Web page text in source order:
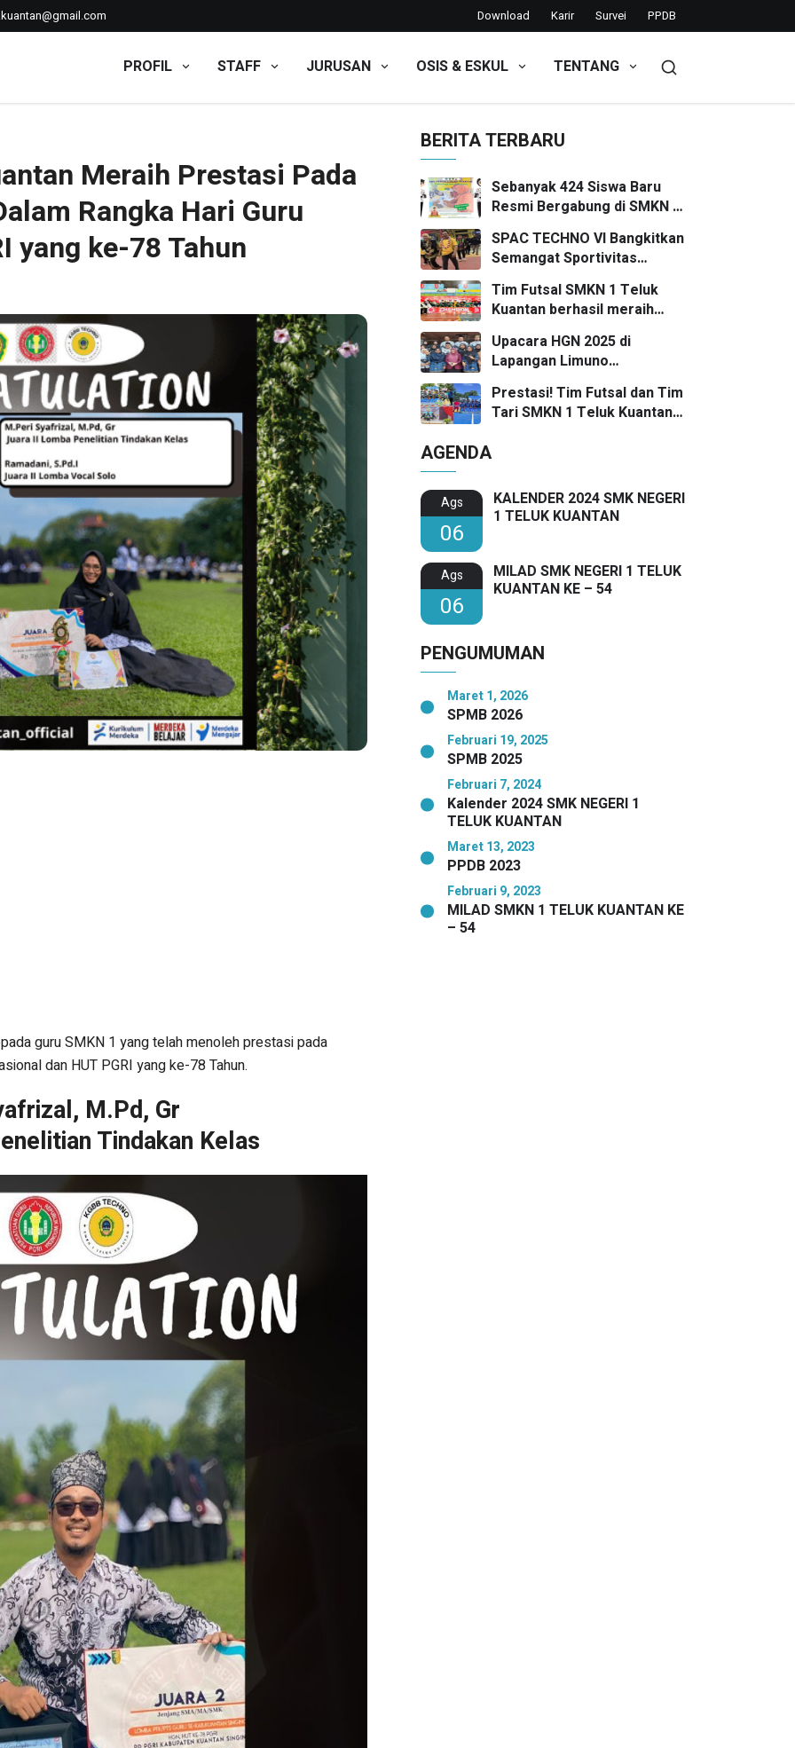
Download Karir Survei PPDB
PROFIL STAFF JURUSAN OSIS & ESKUL TENTANG
Meraih Prestasi Pada Puncak Acara Lomba Dalam Rangka Hari Guru Nasional dan HUT PGRI yang ke-78 Tahun
Meraih Prestasi Pada
Rangka Hari Guru
yang ke-78 Tahun
guru SMKN 1 yang telah menoleh prestasi pada
dan HUT PGRI yang ke-78 Tahun.
M.Pd, Gr
Tindakan Kelas
BERITA TERBARU
Sebanyak 424 Siswa Baru
Resmi Bergabung di SMKN 1
2026/2027
SPAC TECHNO VI Bangkitkan
Semangat Sportivitas
Kuansing
Tim Futsal SMKN 1 Teluk
Kuantan berhasil meraih
Upacara HGN 2025 di
Lapangan Limuno
SMKN 1 Teluk Kuantan Raih
Dua Penghargaan Bergengsi
Prestasi! Tim Futsal dan Tim
Tari SMKN 1 Teluk Kuantan
AGENDA
Ags
06
KALENDER 2024 SMK NEGERI
1 TELUK KUANTAN
Ags
06
MILAD SMK NEGERI 1 TELUK
KUANTAN KE – 54
PENGUMUMAN
Maret 1, 2026
SPMB 2026
Februari 19, 2025
SPMB 2025
Februari 7, 2024
Kalender 2024 SMK NEGERI 1
TELUK KUANTAN
Maret 13, 2023
PPDB 2023
Februari 9, 2023
MILAD SMKN 1 TELUK KUANTAN KE
– 54